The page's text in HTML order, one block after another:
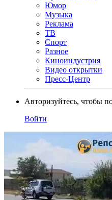
Юмор
Музыка
Реклама
ТВ
Спорт
Разное
Киноиндустрия
Видео открытки
Пресс-Центр
Авторизуйтесь, чтобы
Войти